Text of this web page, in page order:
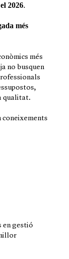
2026.
més
més
no busquen
qualitat.
coneixements
en gestió